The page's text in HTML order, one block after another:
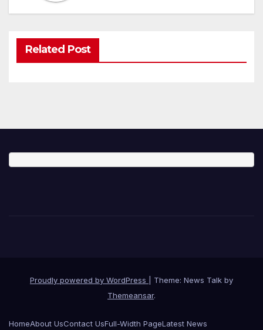
Related Post
Proudly powered by WordPress
Theme: News Talk by
Themeansar.
HomeAbout UsContact UsFull-Width PageLatest News